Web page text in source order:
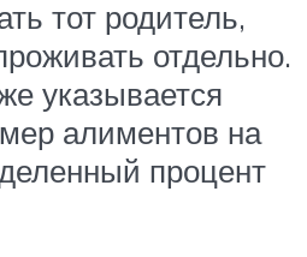
тот родитель,
отдельно.
указывается
алиментов на
процент